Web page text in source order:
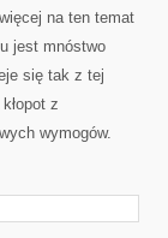
na ten temat
jest mnóstwo
się tak z tej
z
wymogów.